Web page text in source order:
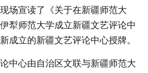
场宣读了《关于在新疆师范大
犁师范大学成立新疆文艺评论中
成立的新疆文艺评论中心授牌。
中心由自治区文联与新疆师范大